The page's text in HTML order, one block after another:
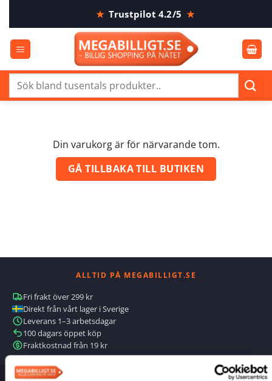
content
★ Trustpilot 4.2/5 ★
Sök
Din varukorg är för närvarande tom.
GÅ TILLBAKA TILL BUTIKEN
ALLTID PÅ MEGABILLIGT.SE
Fri frakt över 299 kr
Direkt från vårt lager i Sverige
Leverans 1–3 arbetsdagar
100 dagars öppet köp
Fraktkostnad från 19 kr